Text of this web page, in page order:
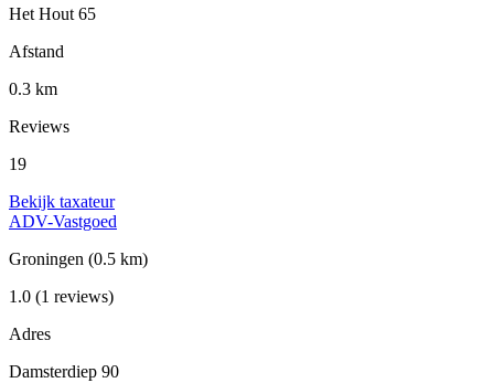
Het Hout 65
Afstand
0.3 km
Reviews
19
Bekijk taxateur
ADV-Vastgoed
Groningen (0.5 km)
1.0 (1 reviews)
Adres
Damsterdiep 90